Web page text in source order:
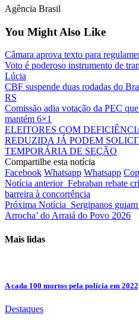
Agência Brasil
You Might Also Like
Câmara aprova texto para
Voto é poderoso instrumento de
Lúcia
CBF suspende duas rodadas do
RS
Comissão adia votação da PEC
mantém 6×1
ELEITORES COM
REDUZIDA JÁ PODEM
TEMPORÁRIA DE SEÇÃO
Compartilhe esta notícia
Facebook Whatsapp Whatsapp
Notícia anterior Febraban rebate
barreira à concorrência
Próxima Notícia Sergipanos
Arrocha’ do Arraiá do Povo 2026
Mais lidas
A cada 100 mortos pela polícia em
Destaques